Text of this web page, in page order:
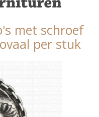
met schroef
per stuk